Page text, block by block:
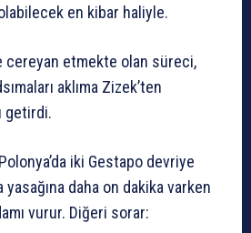
en kibar haliyle.
cereyan etmekte olan süreci,
aklıma Zizek’ten
getirdi.
iki Gestapo devriye
yasağına daha on dakika varken
vurur. Diğeri sorar: